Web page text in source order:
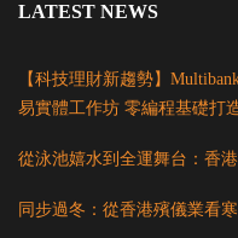
LATEST NEWS
【科技理財新趨勢】
易實體工作坊 零編程基礎打
從泳池嬉水到全運舞台：香
同步過冬：從香港殯儀業看